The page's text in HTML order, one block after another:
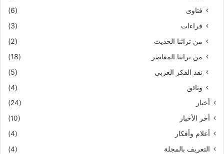
فتاوى
(6)
قراءات
(3)
من تراثنا الحديث
(2)
من تراثنا المعاصر
(18)
نقد الفكر الغربي
(5)
وثائق
(4)
أخبار
(24)
أخر الأخبار
(10)
أعلام وأفكار
(4)
التعريف بالمجلة
(4)